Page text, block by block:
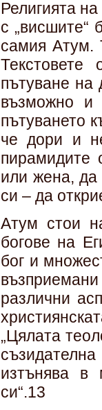
Религията
с „висшите“
самия Атум.
Текстовете
пътуване на
възможно
пътуването
че дори и
пирамидите
или жена, да
си – да
Атум стои
богове на
бог и
различни
„Цялата
изтънява в
си“.13